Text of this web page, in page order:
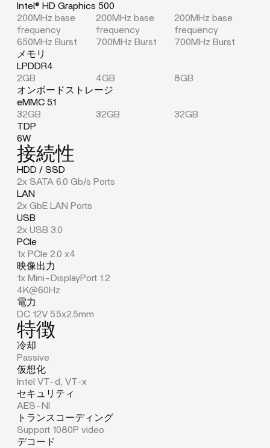
Intel® HD Graphics 500
200MHz base
frequency
650MHz Burst
200MHz base
frequency
700MHz Burst
200MHz base
frequency
700MHz Burst
メモリ
LPDDR4
2GB
4GB
8GB
オンボードストレージ
eMMC 5.1
32GB
32GB
32GB
TDP
6W
接続性
HDD / SSD
2x SATA 6.0 Gb/s Ports
LAN
2x GbE LAN Ports
USB
2x USB 3.0
PCIe
1x PCIe 2.0 x4
映像出力
1x Mini-DisplayPort 1.2
4K@60Hz
電力
DC 12V 5.5x2.5mm
特徴
冷却
Passive
仮想化
Intel VT-d, VT-x
セキュリティ
AES-NI
トランスコーディング
Support 1080P video
デコード